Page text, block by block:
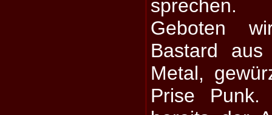
sprechen.
Geboten
Bastard
Metal,
Prise